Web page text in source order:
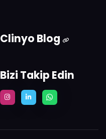
Clinyo Blog
Bizi Takip Edin